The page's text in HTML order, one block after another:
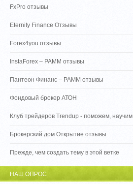
FxPro отзывы
Eternity Finance Отзывы
Forex4you отзывы
InstaForex – PAMM отзывы
Пантеон Финанс – PAMM отзывы
Фондовый брокер АТОН
Клуб трейдеров Trendup - поможем, научим.
Брокерский дом Открытие отзывы
Прежде, чем создать тему в этой ветке
НАШ ОПРОС